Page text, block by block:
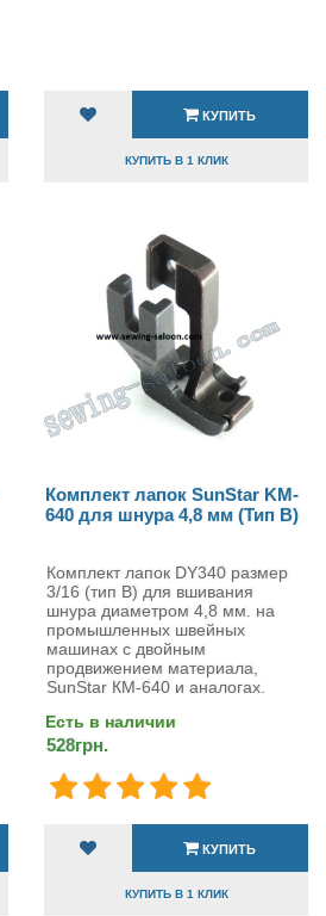
КУПИТЬ
КУПИТЬ В 1 КЛИК
Комплект лапок SunStar KM-
640 для шнура 4,8 мм (Тип B)
Комплект лапок DY340 размер
3/16 (тип B) для вшивания
шнура диаметром 4,8 мм. на
промышленных швейных
машинах с двойным
продвижением материала,
SunStar КМ-640 и аналогах.
Есть в наличии
528грн.
КУПИТЬ
КУПИТЬ В 1 КЛИК